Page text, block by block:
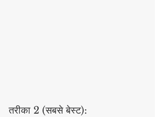
तरीका 2 (सबसे बेस्ट):